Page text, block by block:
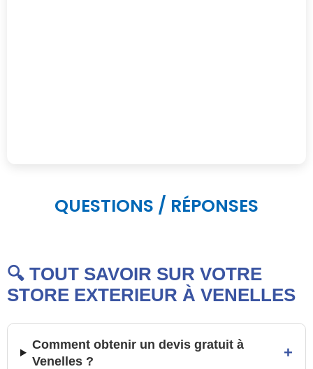
QUESTIONS / RÉPONSES
🔍 TOUT SAVOIR SUR VOTRE
STORE EXTERIEUR À VENELLES
Comment obtenir un devis gratuit à
Venelles ?
+